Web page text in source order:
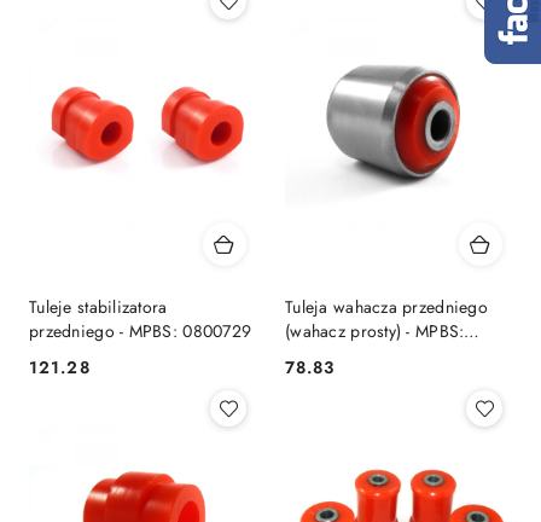
Tuleje stabilizatora
przedniego - MPBS: 0800729
Cena:
121.28
Tuleja wahacza przedniego
(wahacz prosty) - MPBS:
0802509
Cena:
78.83